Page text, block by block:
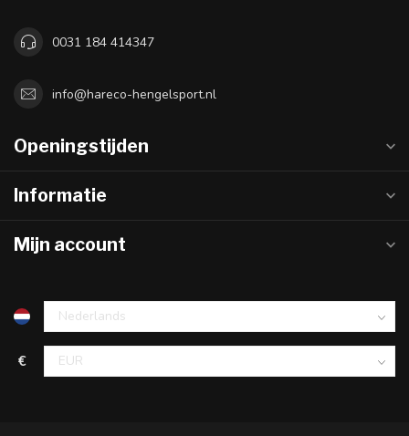
0031 184 414347
info@hareco-hengelsport.nl
Openingstijden
Informatie
Mijn account
€